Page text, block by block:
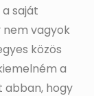
saját
vagyok
közös
a
abban, hogy